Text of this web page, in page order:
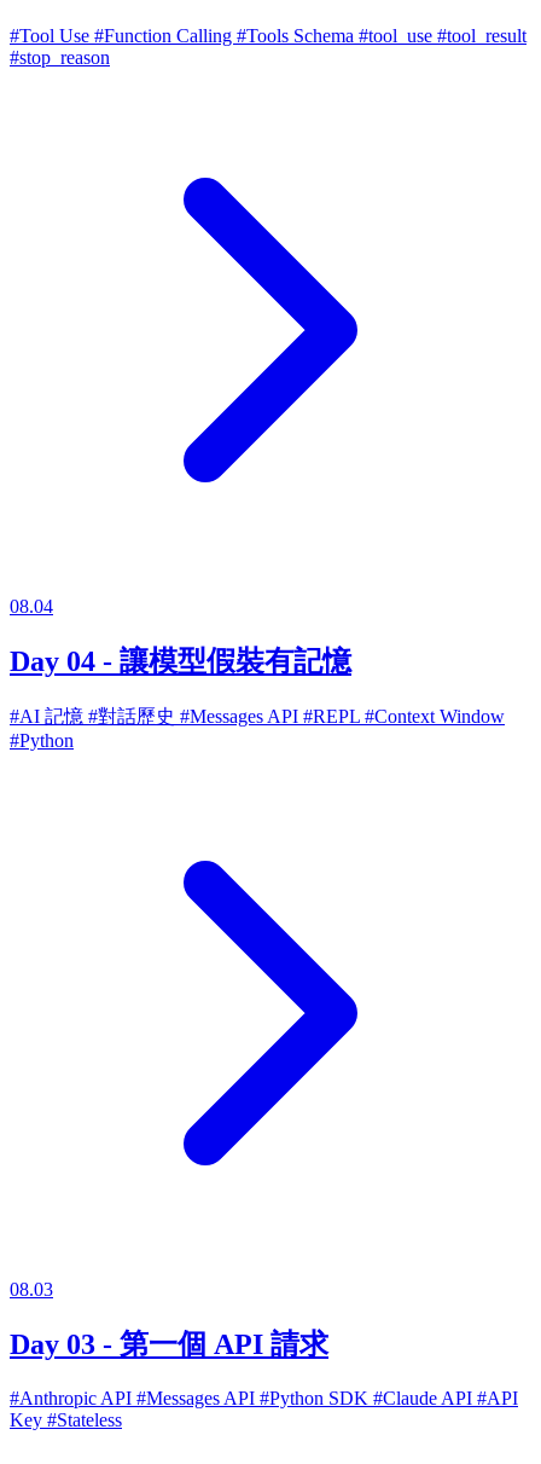
#Tool Use #Function Calling #Tools Schema #tool_use #tool_result
#stop_reason
08.04
Day 04 - 讓模型假裝有記憶
#AI 記憶 #對話歷史 #Messages API #REPL #Context Window
#Python
08.03
Day 03 - 第一個 API 請求
#Anthropic API #Messages API #Python SDK #Claude API #API
Key #Stateless